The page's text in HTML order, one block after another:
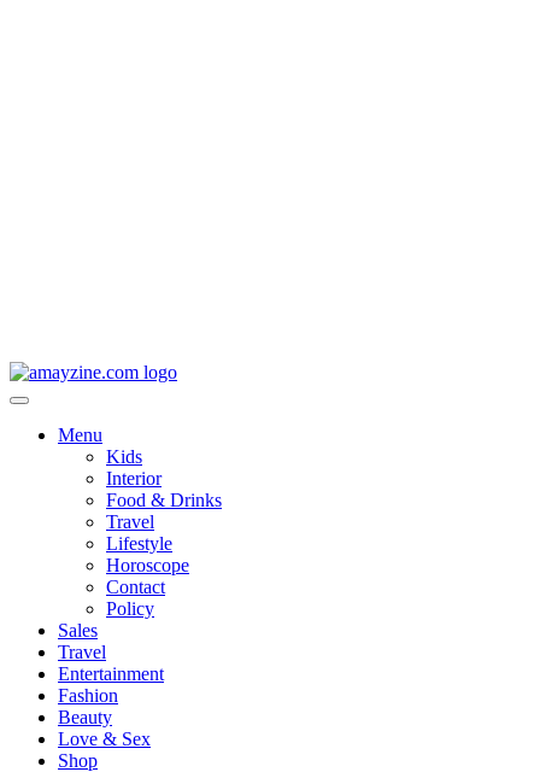
Menu
Kids
Interior
Food & Drinks
Travel
Lifestyle
Horoscope
Contact
Policy
Sales
Travel
Entertainment
Fashion
Beauty
Love & Sex
Shop